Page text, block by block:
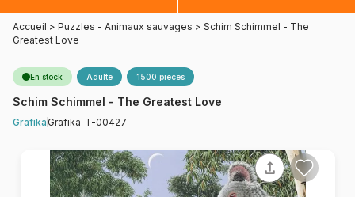
Accueil > Puzzles - Animaux sauvages > Schim Schimmel - The
Greatest Love
En stock Adulte 1500 pièces
Schim Schimmel - The Greatest Love
Grafika Grafika-T-00427